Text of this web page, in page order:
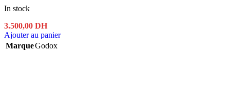
In stock
3.500,00 DH
Ajouter au panier
MarqueGodox